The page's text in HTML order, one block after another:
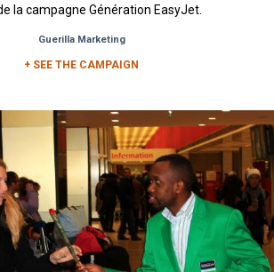
la campagne Génération EasyJet.
Guerilla Marketing
+ SEE THE CAMPAIGN